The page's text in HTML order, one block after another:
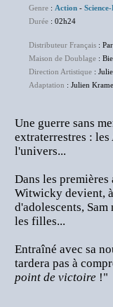
Genre : Action -
Durée : 02h24
Distributeur Français :
Maison de Doublage :
Direction Artistique :
Adaptation : Julien
Une guerre sans
extraterrestres :
l'univers...
Dans les
Witwicky devient,
d'adolescents,
les filles...
Entraîné avec sa
tardera pas à
point de victoire !"